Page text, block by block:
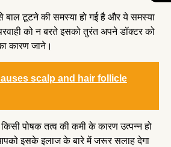
टूटने की समस्या हो गई है और ये समस्या
को न बरते इसको तुरंत अपने डॉक्टर को
कारण जाने।
scalp and hair follicle
पोषक तत्व की कमी के कारण उत्पन्न हो
इसके इलाज के बारे में जरूर सलाह देगा